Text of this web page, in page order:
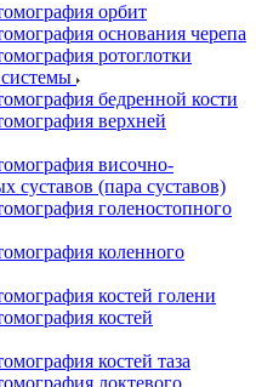
орбит
основания черепа
ротоглотки
бедренной кости
верхней
височно-
суставов (пара суставов)
голеностопного
коленного
костей голени
костей
костей таза
локтевого